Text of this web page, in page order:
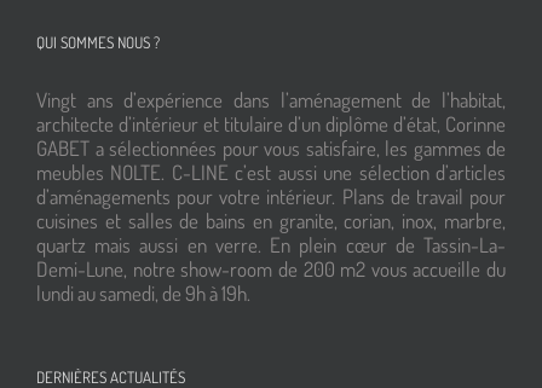
QUI SOMMES NOUS ?
Vingt ans d’expérience dans l’aménagement de l’habitat,
architecte d’intérieur et titulaire d’un diplôme d’état, Corinne
GABET a sélectionnées pour vous satisfaire, les gammes de
meubles NOLTE. C-LINE c’est aussi une sélection d’articles
d’aménagements pour votre intérieur. Plans de travail pour
cuisines et salles de bains en granite, corian, inox, marbre,
quartz mais aussi en verre. En plein cœur de Tassin-La-
Demi-Lune, notre show-room de 200 m2 vous accueille du
lundi au samedi, de 9h à 19h.
DERNIÈRES ACTUALITÉS